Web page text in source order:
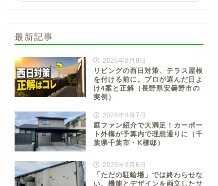
最新記事
2026年8月8日
リビングの西日対策、テラス屋根
を付ける前に。プロが選んだ日よ
け4案と正解（長野県安曇野市の
実例）
2026年8月7日
庭ファン紹介で大満足！カーポー
ト外構が予算内で理想通りに（千
葉県千葉市・K様邸）
2026年8月6日
「ただの駐輪場」では終わらせな
い。機能とデザインを両立したサ